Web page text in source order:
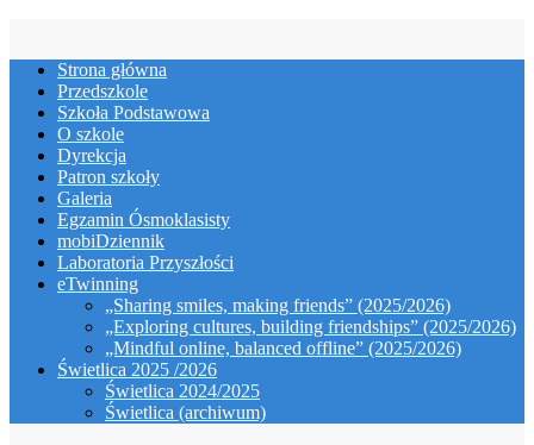
contentStrona główna
Przedszkole
Szkoła Podstawowa
O szkole
Dyrekcja
Patron szkoły
Galeria
Egzamin Ósmoklasisty
mobiDziennik
Laboratoria Przyszłości
eTwinning
„Sharing smiles, making friends” (2025/2026)
„Exploring cultures, building friendships” (2025/2026)
„Mindful online, balanced offline” (2025/2026)
Świetlica 2025 /2026
Świetlica 2024/2025
Świetlica (archiwum)